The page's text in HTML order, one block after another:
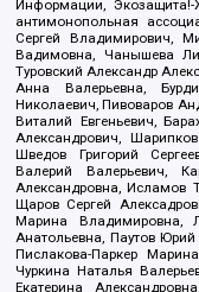
Информации, Экозащита!-
антимонопольная
Сергей Владимирович,
Вадимовна, Чанышева
Туровский Александр
Анна Валерьевна,
Николаевич, Пивоваров
Виталий Евгеньевич,
Александрович,
Шведов Григорий
Валерий Валерьевич,
Александровна, Исламов
Щаров Сергей
Марина Владимировна,
Анатольевна, Паутов
Пислакова-Паркер
Чуркина Наталья
Екатерина